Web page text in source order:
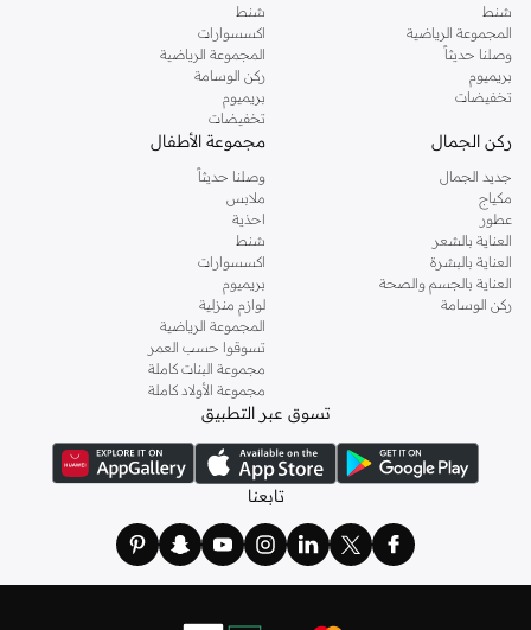
شنط
المجموعة الرياضية
وصلنا حديثاً
بريميوم
تخفيضات
شنط
اكسسوارات
المجموعة الرياضية
ركن الوسامة
بريميوم
تخفيضات
ركن الجمال
جديد الجمال
مكياج
عطور
العناية بالشعر
العناية بالبشرة
العناية بالجسم والصحة
ركن الوسامة
مجموعة الأطفال
وصلنا حديثاً
ملابس
احذية
شنط
اكسسوارات
بريميوم
لوازم منزلية
المجموعة الرياضية
تسوقوا حسب العمر
مجموعة البنات كاملة
مجموعة الأولاد كاملة
تسوق عبر التطبيق
تابعنا